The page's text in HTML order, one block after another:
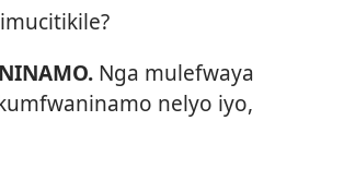
Nga mulefwaya
nelyo iyo,